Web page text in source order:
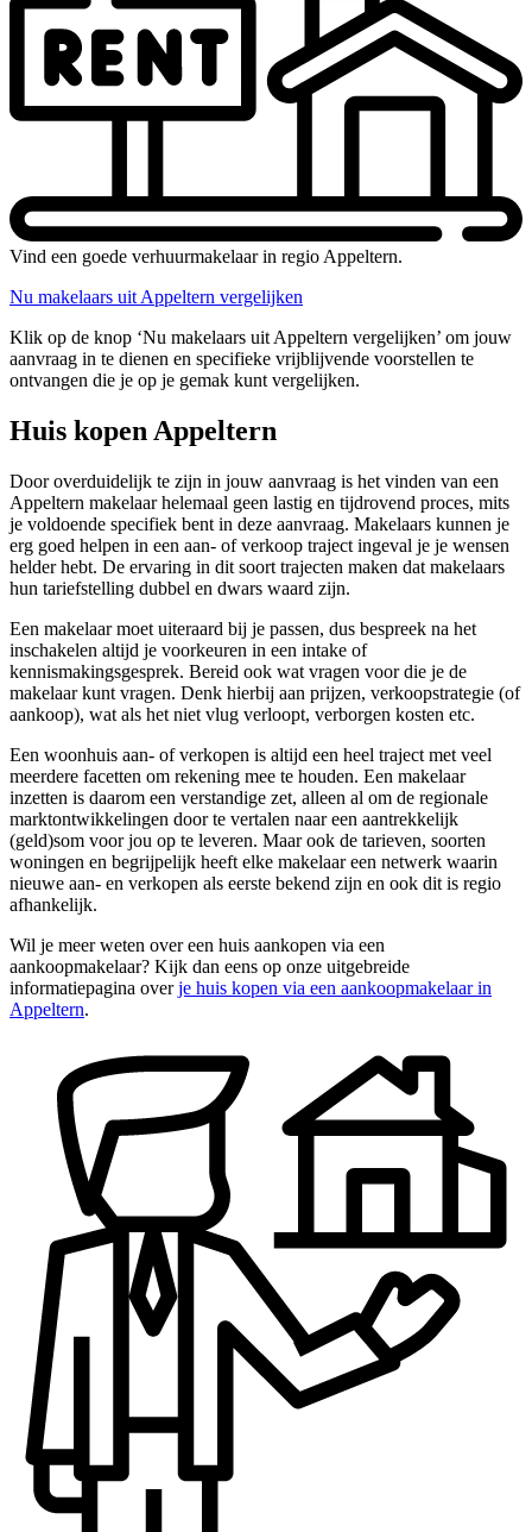
Vind een goede verhuurmakelaar in regio Appeltern.
Nu makelaars uit Appeltern vergelijken
Klik op de knop ‘Nu makelaars uit Appeltern vergelijken’ om jouw
aanvraag in te dienen en specifieke vrijblijvende voorstellen te
ontvangen die je op je gemak kunt vergelijken.
Huis kopen Appeltern
Door overduidelijk te zijn in jouw aanvraag is het vinden van een
Appeltern makelaar helemaal geen lastig en tijdrovend proces, mits
je voldoende specifiek bent in deze aanvraag. Makelaars kunnen je
erg goed helpen in een aan- of verkoop traject ingeval je je wensen
helder hebt. De ervaring in dit soort trajecten maken dat makelaars
hun tariefstelling dubbel en dwars waard zijn.
Een makelaar moet uiteraard bij je passen, dus bespreek na het
inschakelen altijd je voorkeuren in een intake of
kennismakingsgesprek. Bereid ook wat vragen voor die je de
makelaar kunt vragen. Denk hierbij aan prijzen, verkoopstrategie (of
aankoop), wat als het niet vlug verloopt, verborgen kosten etc.
Een woonhuis aan- of verkopen is altijd een heel traject met veel
meerdere facetten om rekening mee te houden. Een makelaar
inzetten is daarom een verstandige zet, alleen al om de regionale
marktontwikkelingen door te vertalen naar een aantrekkelijk
(geld)som voor jou op te leveren. Maar ook de tarieven, soorten
woningen en begrijpelijk heeft elke makelaar een netwerk waarin
nieuwe aan- en verkopen als eerste bekend zijn en ook dit is regio
afhankelijk.
Wil je meer weten over een huis aankopen via een
aankoopmakelaar? Kijk dan eens op onze uitgebreide
informatiepagina overje huis kopen via een aankoopmakelaar in
Appeltern.